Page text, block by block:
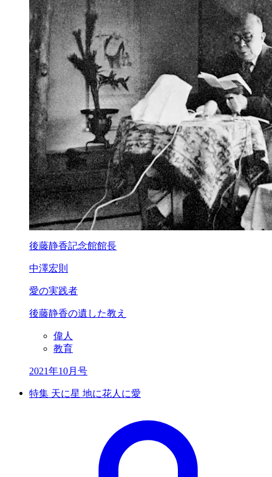
後藤静香記念館館長
中澤宏則
愛の実践者
後藤静香の遺した教え
偉人
教育
2021年10月号
特集 天に星 地に花人に愛